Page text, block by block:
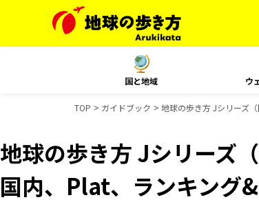
国と地域 ウ
TOP ガイドブック 地球の歩き方 Jシリーズ
地球の歩き方 Jシリーズ
国内、Plat、ランキング